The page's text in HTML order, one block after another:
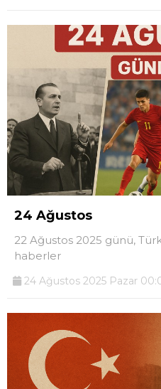
24 Ağustos
22 Ağustos 2025 günü,
haberler
24 Ağustos 2025 Pazar